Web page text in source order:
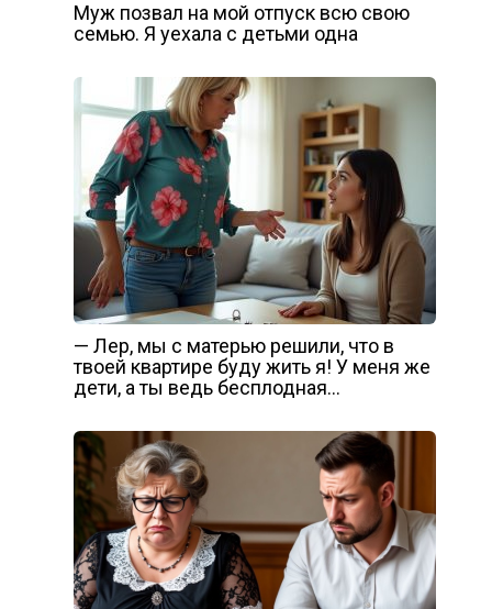
Муж позвал на мой отпуск всю свою
семью. Я уехала с детьми одна
— Лер, мы с матерью решили, что в
твоей квартире буду жить я! У меня же
дети, а ты ведь бесплодная…